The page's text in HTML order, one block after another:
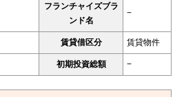
フランチャイズブラ
ンド名
−
賃貸借区分 賃貸物件
初期投資総額 −